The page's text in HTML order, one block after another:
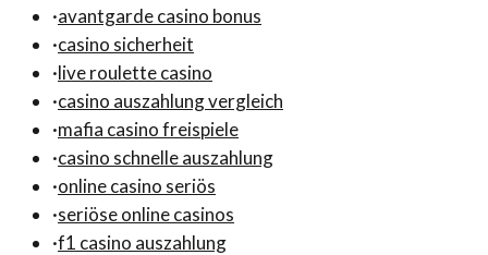
·avantgarde casino bonus
·casino sicherheit
·live roulette casino
·casino auszahlung vergleich
·mafia casino freispiele
·casino schnelle auszahlung
·online casino seriös
·seriöse online casinos
·f1 casino auszahlung